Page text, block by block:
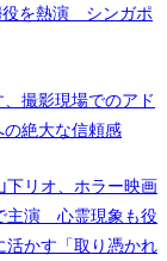
役を熱演 シンガポ
撮影現場でのアド
の絶大な信頼感
下リオ、ホラー映画
主演 心霊現象も役
活かす「取り憑かれ